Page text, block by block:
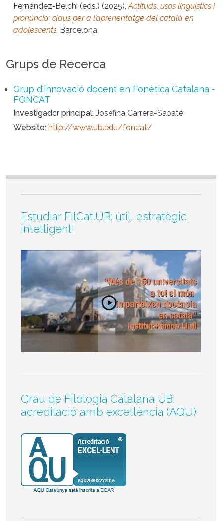
Fernández-Belchi (eds.) (2025), Actituds, usos lingüístics i
pronúncia: claus per a l’aprenentatge del català en
adolescents , Barcelona.
Grups de Recerca
Grup d'innovació docent en Fonètica Catalana -
FONCAT
Investigador principal Josefina Carrera-Sabaté
Website http://www.ub.edu/foncat/
Estudiar FilCat.UB: útil, estratègic,
intel·ligent!
Grau de Filologia Catalana UB:
acreditació amb excel·lència (AQU)